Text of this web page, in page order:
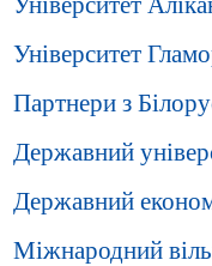
Університет
Партнери з
Державний
Державний
Міжнародний